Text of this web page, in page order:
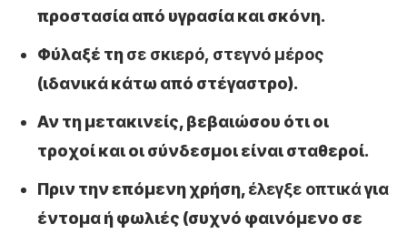
προστασία από υγρασία και σκόνη.
Φύλαξέ τησε σκιερό, στεγνό μέρος
(ιδανικά κάτω από στέγαστρο).
Αν τη μετακινείς, βεβαιώσου ότι οι
τροχοί και οι σύνδεσμοι είναι σταθεροί.
Πριν την επόμενη χρήση,έλεγξε οπτικάγια
έντομα ή φωλιές (συχνό φαινόμενο σε